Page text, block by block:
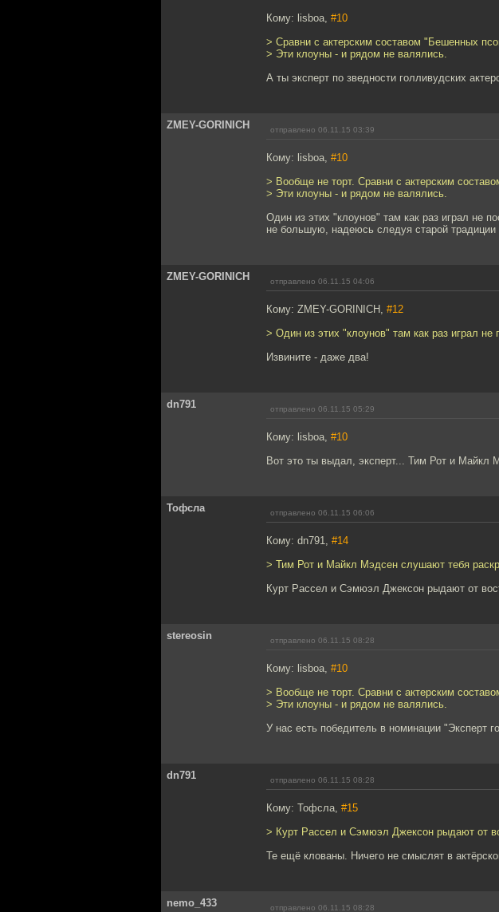
Кому: lisboa, #10
> Сравни с актерским составом "Бешенных
> Эти клоуны - и рядом не валялись.
А ты эксперт по зведности голливудских
ZMEY-GORINICH отправлено 06.11.15 03:39
Кому: lisboa, #10
> Вообще не торт. Сравни с актерским
> Эти клоуны - и рядом не валялись.
Один из этих "клоунов" там как раз играл не
не большую, надеюсь следуя старой традиции
ZMEY-GORINICH отправлено 06.11.15 04:06
Кому: ZMEY-GORINICH, #12
> Один из этих "клоунов" там как раз играл
Извините - даже два!
dn791 отправлено 06.11.15 05:29
Кому: lisboa, #10
Вот это ты выдал, эксперт... Тим Рот и Майкл
Тофсла отправлено 06.11.15 06:06
Кому: dn791, #14
> Тим Рот и Майкл Мэдсен слушают тебя
Курт Рассел и Сэмюэл Джексон рыдают от
stereosin отправлено 06.11.15 08:28
Кому: lisboa, #10
> Вообще не торт. Сравни с актерским
> Эти клоуны - и рядом не валялись.
У нас есть победитель в номинации "Эксперт
dn791 отправлено 06.11.15 08:28
Кому: Тофсла, #15
> Курт Рассел и Сэмюэл Джексон рыдают от
Те ещё клованы. Ничего не смыслят в
nemo_433 отправлено 06.11.15 08:28